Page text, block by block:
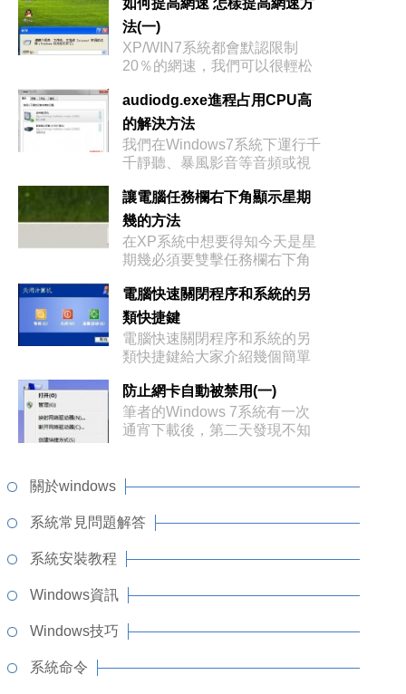
法(一)
XP/WIN7系統都會默認限制
20％的網速，我們可以很輕松
audiodg.exe進程占用CPU高
的解決方法
我們在Windows7系統下運行千
千靜聽、暴風影音等音頻或視
讓電腦任務欄右下角顯示星期
幾的方法
在XP系統中想要得知今天是星
期幾必須要雙擊任務欄右下角
電腦快速關閉程序和系統的另
類快捷鍵
電腦快速關閉程序和系統的另
類快捷鍵給大家介紹幾個簡單
防止網卡自動被禁用(一)
筆者的Windows 7系統有一次
通宵下載後，第二天發現不知
關於windows
系統常見問題解答
系統安裝教程
Windows資訊
Windows技巧
系統命令